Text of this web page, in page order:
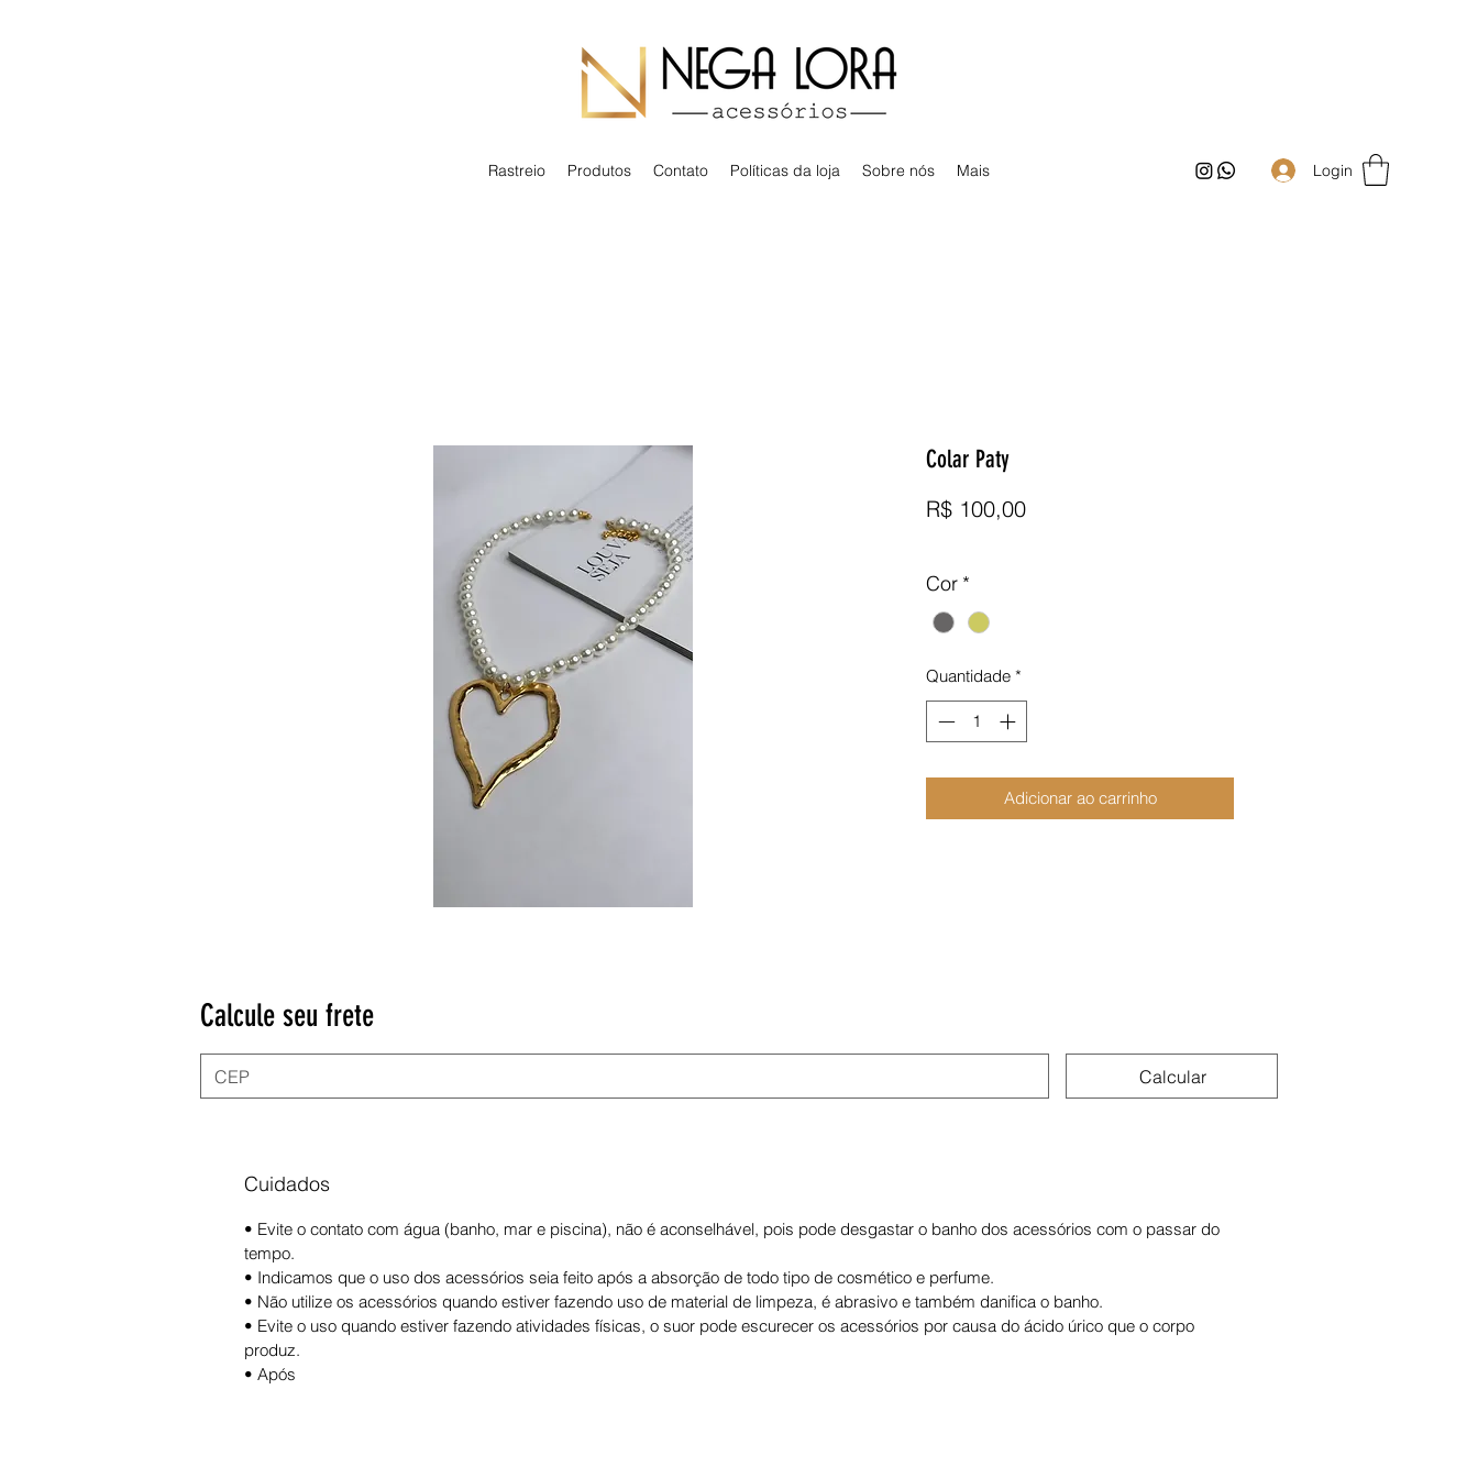
Rastreio Produtos Contato Políticas da loja Sobre nós Mais Login
Colar Paty
R$ 100,00Preço
Cor *
Quantidade *
Adicionar ao carrinho
Calcule seu frete
Calcular
Cuidados
• Evite o contato com água (banho, mar e piscina), não é aconselhável, pois pode desgastar o banho dos acessórios com o passar do
tempo.
• Indicamos que o uso dos acessórios seia feito após a absorção de todo tipo de cosmético e perfume.
• Não utilize os acessórios quando estiver fazendo uso de material de limpeza, é abrasivo e também danifica o banho.
• Evite o uso quando estiver fazendo atividades físicas, o suor pode escurecer os acessórios por causa do ácido úrico que o corpo
produz.
• Após